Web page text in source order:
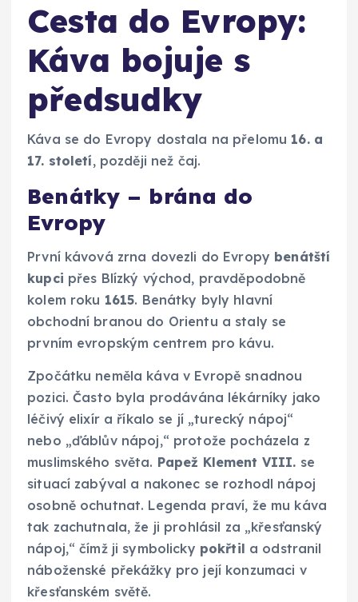
Cesta do Evropy:
Káva bojuje s
předsudky
Káva se do Evropy dostala na přelomu 16. a
17. století, později než čaj.
Benátky – brána do
Evropy
První kávová zrna dovezli do Evropy benátští
kupci přes Blízký východ, pravděpodobně
kolem roku 1615. Benátky byly hlavní
obchodní branou do Orientu a staly se
prvním evropským centrem pro kávu.
Zpočátku neměla káva v Evropě snadnou
pozici. Často byla prodávána lékárníky jako
léčivý elixír a říkalo se jí „turecký nápoj“
nebo „ďáblův nápoj,“ protože pocházela z
muslimského světa. Papež Klement VIII. se
situací zabýval a nakonec se rozhodl nápoj
osobně ochutnat. Legenda praví, že mu káva
tak zachutnala, že ji prohlásil za „křesťanský
nápoj,“ čímž ji symbolicky pokřtil a odstranil
náboženské překážky pro její konzumaci v
křesťanském světě.